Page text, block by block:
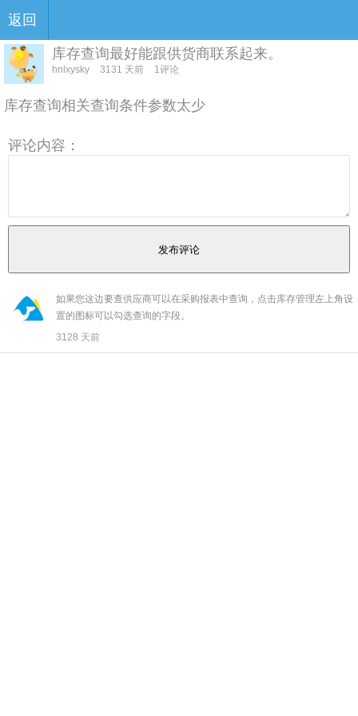
返回
库存查询最好能跟供货商联系起来。
hnlxysky 3131 天前 1评论
库存查询相关查询条件参数太少
评论内容：
如果您这边要查供应商可以在采购报表中查询，点击库存管理左上角设
置的图标可以勾选查询的字段。
3128 天前